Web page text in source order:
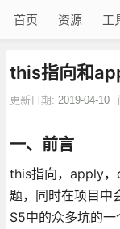
首页 资源 工
this指向和
更新日期: 2019-04-10
一、前言
this指向，apply，
题，同时在项目中
S5中的众多坑的